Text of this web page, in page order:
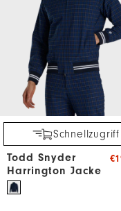
Schnellzugriff
Todd Snyder
Harrington Jacke